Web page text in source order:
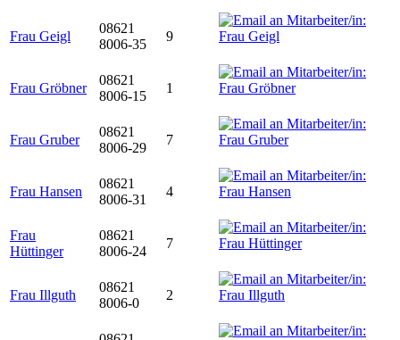
Frau Geigl
08621
8006-35
9
Frau Gröbner
08621
8006-15
1
Frau Gruber
08621
8006-29
7
Frau Hansen
08621
8006-31
4
Frau
Hüttinger
08621
8006-24
7
Frau Illguth
08621
8006-0
2